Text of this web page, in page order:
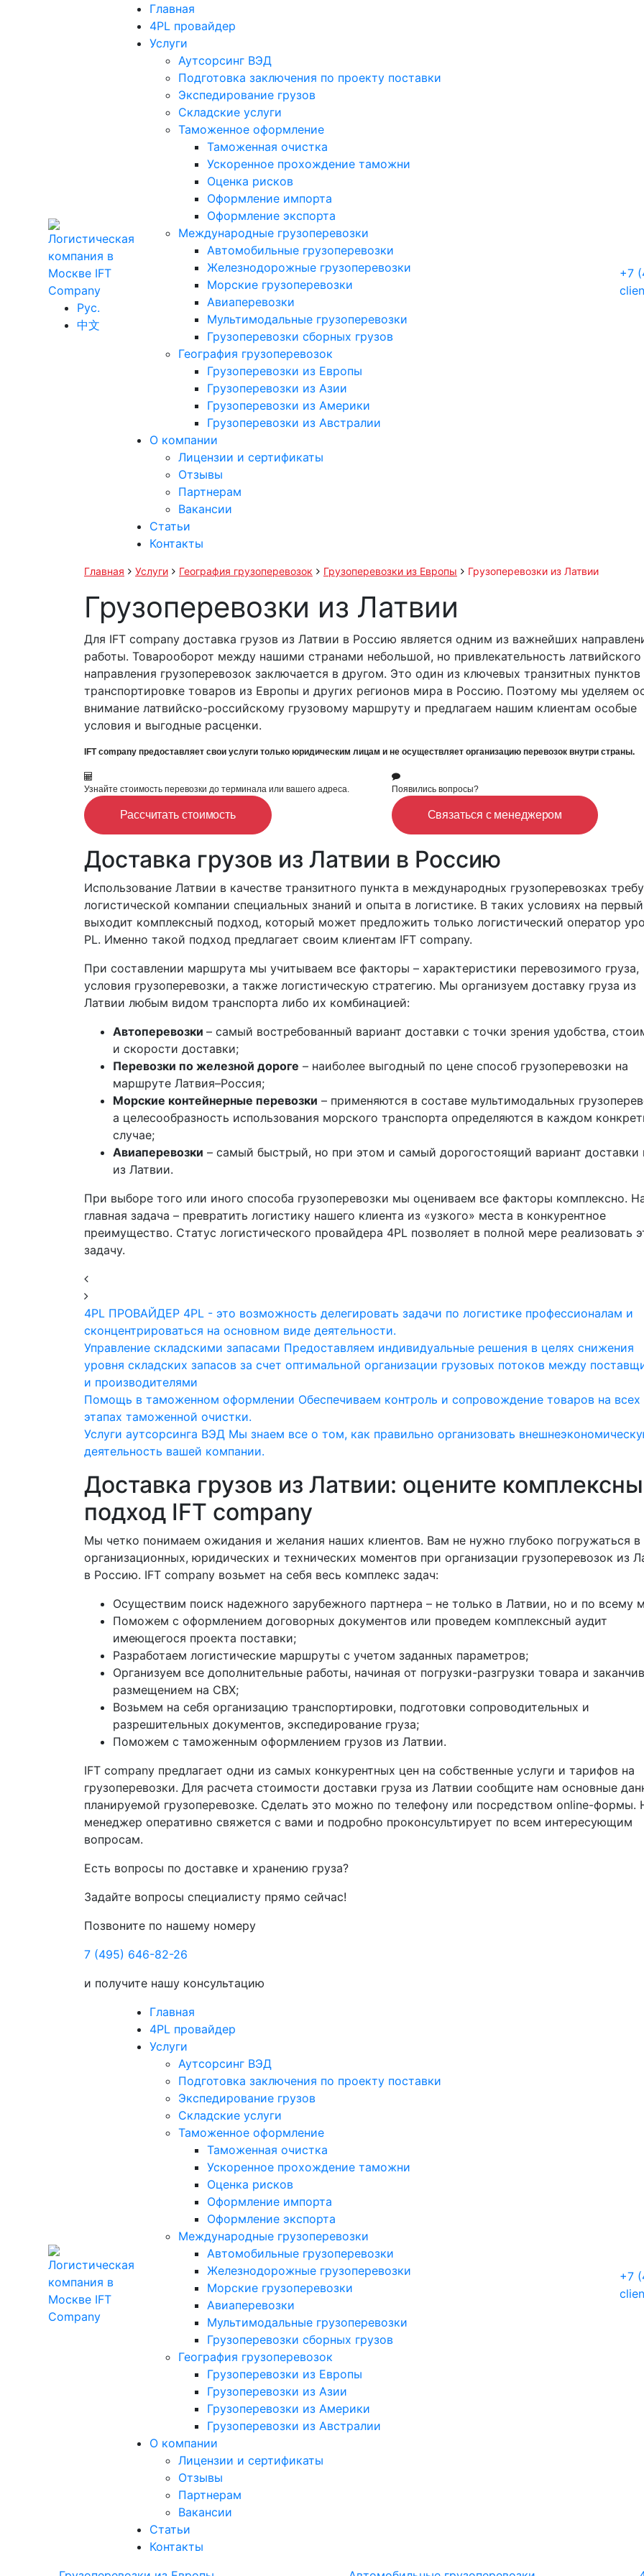
Рус.
中文
Главная
4PL провайдер
Услуги
Аутсорсинг ВЭД
Подготовка заключения по проекту поставки
Экспедирование грузов
Складские услуги
Таможенное оформление
Таможенная очистка
Ускоренное прохождение таможни
Оценка рисков
Оформление импорта
Оформление экспорта
Международные грузоперевозки
Автомобильные грузоперевозки
Железнодорожные грузоперевозки
Морские грузоперевозки
Авиаперевозки
Мультимодальные грузоперевозки
Грузоперевозки сборных грузов
География грузоперевозок
Грузоперевозки из Европы
Грузоперевозки из Азии
Грузоперевозки из Америки
Грузоперевозки из Австралии
О компании
Лицензии и сертификаты
Отзывы
Партнерам
Вакансии
Статьи
Контакты
+7
Главная Услуги География грузоперевозок Грузоперевозки из Европы Грузоперевозки из Латвии
Грузоперевозки из Латвии
Для IFT company доставка грузов из Латвии в Россию является одним из важнейших
работы. Товарооборот между нашими странами небольшой, но привлекательность латвийского
направления грузоперевозок заключается в другом. Это один из ключевых транзитных пунктов
транспортировке товаров из Европы и других регионов мира в Россию. Поэтому мы уделяем
внимание латвийско-российскому грузовому маршруту и предлагаем нашим клиентам особые
условия и выгодные расценки.
IFT company предоставляет свои услуги только юридическим лицам и не осуществляет организацию перевозок внутри страны.
Узнайте стоимость перевозки до терминала или вашего адреса.
Рассчитать стоимость
Появились вопросы?
Связаться с менеджером
Доставка грузов из Латвии в Россию
Использование Латвии в качестве транзитного пункта в международных грузоперевозках
логистической компании специальных знаний и опыта в логистике. В таких условиях на
выходит комплексный подход, который может предложить только логистический оператор
PL. Именно такой подход предлагает своим клиентам IFT company.
При составлении маршрута мы учитываем все факторы – характеристики перевозимого груза,
условия грузоперевозки, а также логистическую стратегию. Мы организуем доставку груза из
Латвии любым видом транспорта либо их комбинацией:
Автоперевозки – самый востребованный вариант доставки с точки зрения удобства,
и скорости доставки;
Перевозки по железной дороге – наиболее выгодный по цене способ грузоперевозки на
маршруте Латвия–Россия;
Морские контейнерные перевозки – применяются в составе мультимодальных
а целесообразность использования морского транспорта определяются в каждом
случае;
Авиаперевозки – самый быстрый, но при этом и самый дорогостоящий вариант доставки
из Латвии.
При выборе того или иного способа грузоперевозки мы оцениваем все факторы комплексно.
главная задача – превратить логистику нашего клиента из «узкого» места в конкурентное
преимущество. Статус логистического провайдера 4PL позволяет в полной мере реализовать
задачу.
4PL ПРОВАЙДЕР 4PL - это возможность делегировать задачи по логистике профессионалам и
сконцентрироваться на основном виде деятельности.
Управление складскими запасами Предоставляем индивидуальные решения в целях снижения
уровня складских запасов за счет оптимальной организации грузовых потоков между
и производителями
Помощь в таможенном оформлении Обеспечиваем контроль и сопровождение товаров на всех
этапах таможенной очистки.
Услуги аутсорсинга ВЭД Мы знаем все о том, как правильно организовать
деятельность вашей компании.
Доставка грузов из Латвии: оцените
подход IFT company
Мы четко понимаем ожидания и желания наших клиентов. Вам не нужно глубоко погружаться в
организационных, юридических и технических моментов при организации грузоперевозок из
в Россию. IFT company возьмет на себя весь комплекс задач:
Осуществим поиск надежного зарубежного партнера – не только в Латвии, но и по всему
Поможем с оформлением договорных документов или проведем комплексный аудит
имеющегося проекта поставки;
Разработаем логистические маршруты с учетом заданных параметров;
Организуем все дополнительные работы, начиная от погрузки-разгрузки товара и
размещением на СВХ;
Возьмем на себя организацию транспортировки, подготовки сопроводительных и
разрешительных документов, экспедирование груза;
Поможем с таможенным оформлением грузов из Латвии.
IFT company предлагает одни из самых конкурентных цен на собственные услуги и тарифов на
грузоперевозки. Для расчета стоимости доставки груза из Латвии сообщите нам основные
планируемой грузоперевозке. Сделать это можно по телефону или посредством online-формы.
менеджер оперативно свяжется с вами и подробно проконсультирует по всем интересующим
вопросам.
Есть вопросы по доставке и хранению груза?
Задайте вопросы специалисту прямо сейчас!
Позвоните по нашему номеру
7 (495) 646-82-26
и получите нашу консультацию
Главная
4PL провайдер
Услуги
Аутсорсинг ВЭД
Подготовка заключения по проекту поставки
Экспедирование грузов
Складские услуги
Таможенное оформление
Таможенная очистка
Ускоренное прохождение таможни
Оценка рисков
Оформление импорта
Оформление экспорта
Международные грузоперевозки
Автомобильные грузоперевозки
Железнодорожные грузоперевозки
Морские грузоперевозки
Авиаперевозки
Мультимодальные грузоперевозки
Грузоперевозки сборных грузов
География грузоперевозок
Грузоперевозки из Европы
Грузоперевозки из Азии
Грузоперевозки из Америки
Грузоперевозки из Австралии
О компании
Лицензии и сертификаты
Отзывы
Партнерам
Вакансии
Статьи
Контакты
+7